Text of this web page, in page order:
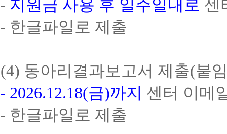
- 지원금 사용 후 일주일내로 센
- 한글파일로 제출
(4) 동아리결과보고서 제출(붙
- 2026.12.18(금)까지 센터 이메
- 한글파일로 제출